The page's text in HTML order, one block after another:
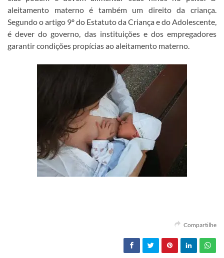
aleitamento materno é também um direito da criança.
Segundo o artigo 9º do Estatuto da Criança e do Adolescente,
é dever do governo, das instituições e dos empregadores
garantir condições propícias ao aleitamento materno.
Compartilhe